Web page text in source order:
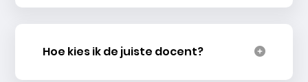
Hoe kies ik de juiste docent?